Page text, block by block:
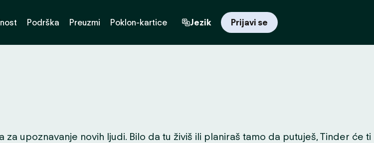
Podrška Preuzmi Poklon-kartice Jezik Prijavi se
upoznavanje novih ljudi. Bilo da tu živiš ili planiraš tamo da putuješ, Tinder će ti